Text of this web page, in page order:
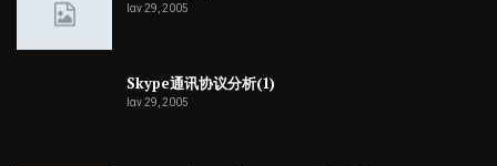
Ιαν 29, 2005
Skype通讯协议分析(1)
Ιαν 29, 2005